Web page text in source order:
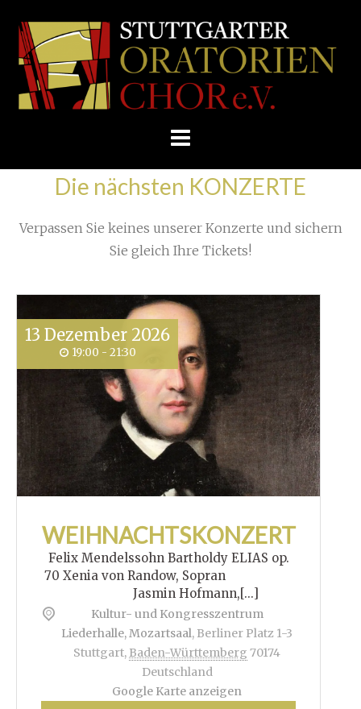
Skip
E.V.
Home Proben
Die nächsten KONZERTE
Verpassen Sie keines unserer Konzerte und sichern
Sie gleich Ihre Tickets!
13 Dezember 2026
19:00 - 21:30
WEIHNACHTSKONZERT
Felix Mendelssohn Bartholdy ELIAS op.
70 Xenia von Randow, Sopran
Jasmin Hofmann,[...]
Kultur- und Kongresszentrum
Liederhalle, Mozartsaal, Berliner Platz 1-3
Stuttgart, Baden-Württemberg 70174
Deutschland
Google Karte anzeigen